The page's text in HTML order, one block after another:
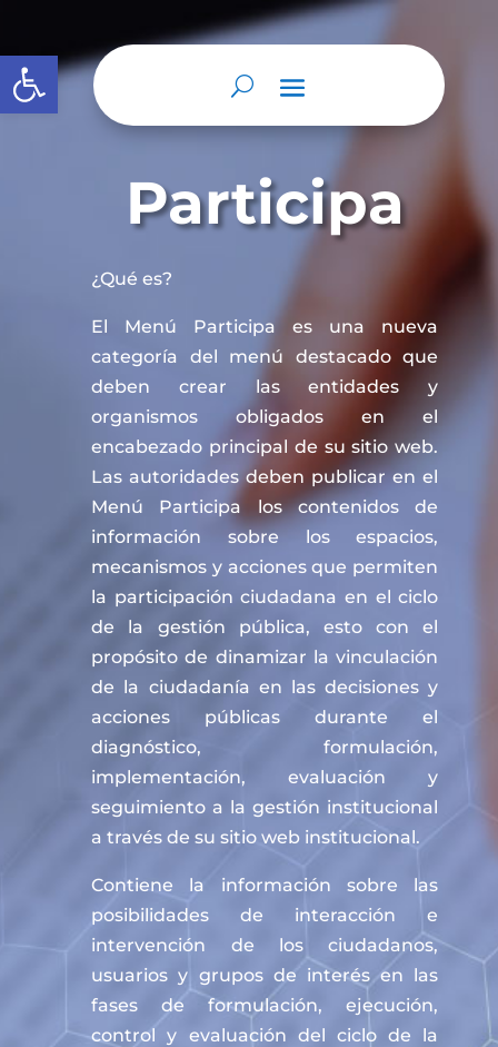
Abrir barra de herramientas
Participa
¿Qué es?
El Menú Participa es una nueva
categoría del menú destacado que
deben crear las entidades y
organismos obligados en el
encabezado principal de su sitio web.
Las autoridades deben publicar en el
Menú Participa los contenidos de
información sobre los espacios,
mecanismos y acciones que permiten
la participación ciudadana en el ciclo
de la gestión pública, esto con el
propósito de dinamizar la vinculación
de la ciudadanía en las decisiones y
acciones públicas durante el
diagnóstico, formulación,
implementación, evaluación y
seguimiento a la gestión institucional
a través de su sitio web institucional.
Contiene la información sobre las
posibilidades de interacción e
intervención de los ciudadanos,
usuarios y grupos de interés en las
fases de formulación, ejecución,
control y evaluación del ciclo de la